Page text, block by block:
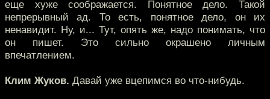
еще хуже соображается. Понятное дело. Такой
непрерывный ад. То есть, понятное дело, он их
ненавидит. Ну, и... Тут, опять же, надо понимать, что
он пишет. Это сильно окрашено личным
впечатлением.
Клим Жуков. Давай уже вцепимся во что-нибудь.